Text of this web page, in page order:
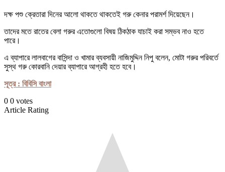
দক্ষ পশু ক্রেতারা দিনের আলো থাকতে থাকতেই গরু কেনার পরামর্শ দিয়েছেন।
তাদের মতে রাতের বেলা গরুর এতোগুলো বিষয় ঠিকঠাক যাচাই করা সম্ভব নাও হতে
পারে।
এ ব্যাপারে লালবাগের বাসিন্দা ও খামার ব্যবসায়ী নাজিমুদ্দিন নিপু বলেন, মোটা গরুর পরিবর্তে
সুস্থ গরু কোরবানি দেয়ার ব্যাপারে আগ্রহী হতে হবে।
সূত্র : বিবিসি বাংলা
0 0 votes
Article Rating